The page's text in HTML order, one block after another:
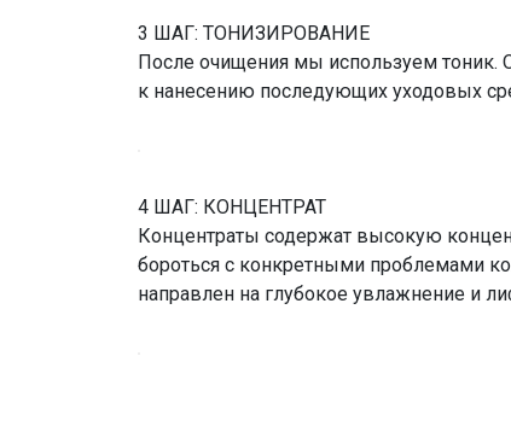
3 ШАГ: ТОНИЗИРОВАНИЕ
После очищения мы используем тоник.
к нанесению последующих уходовых
4 ШАГ: КОНЦЕНТРАТ
Концентраты содержат высокую
бороться с конкретными проблемами
направлен на глубокое увлажнение и